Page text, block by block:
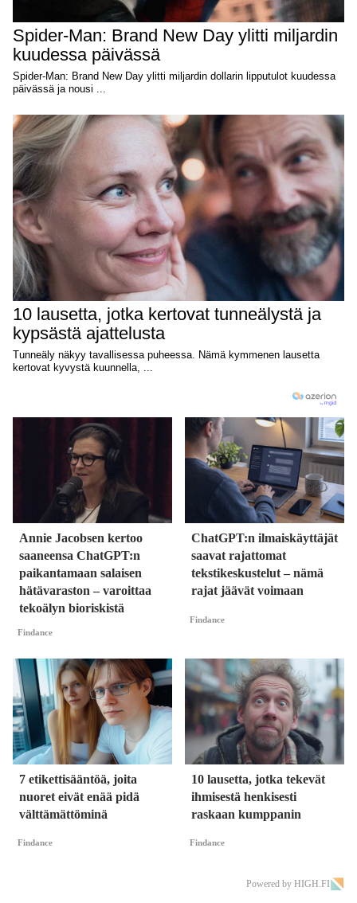
Annie Jacobsen kertoo
saaneensa ChatGPT:n
paikantamaan salaisen
hätävaraston – varoittaa
tekoälyn bioriskistä
Findance
ChatGPT:n ilmaiskäyttäjät
saavat rajattomat
tekstikeskustelut – nämä
rajat jäävät voimaan
Findance
7 etikettisääntöä, joita
nuoret eivät enää pidä
välttämättöminä
Findance
10 lausetta, jotka tekevät
ihmisestä henkisesti
raskaan kumppanin
Findance
Powered by HIGH.FI